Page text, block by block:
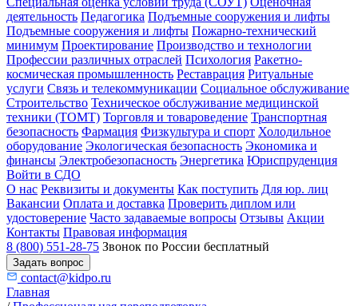
деятельность Педагогика Подъемные сооружения и лифты
Подъемные сооружения и лифты Пожарно-технический
минимум Проектирование Производство и технологии
Профессии различных отраслей Психология Ракетно-
космическая промышленность Реставрация Ритуальные
услуги Связь и телекоммуникации Социальное обслуживание
Строительство Техническое обслуживание медицинской
техники (ТОМТ) Торговля и товароведение Транспортная
безопасность Фармация Физкультура и спорт Холодильное
оборудование Экологическая безопасность Экономика и
финансы Электробезопасность Энергетика Юриспруденция
Войти в СДО
О нас Реквизиты и документы Как поступить Для юр. лиц
Вакансии Оплата и доставка Проверить диплом или
удостоверение Часто задаваемые вопросы Отзывы Акции
Контакты Правовая информация
8 (800) 551-28-75 Звонок по России бесплатный
Задать вопрос
contact@kidpo.ru
Главная